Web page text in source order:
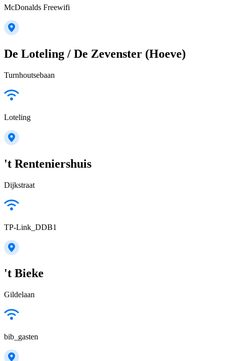
McDonalds Freewifi
De Loteling / De Zevenster (Hoeve)
Turnhoutsebaan
Loteling
't Renteniershuis
Dijkstraat
TP-Link_DDB1
't Bieke
Gildelaan
bib_gasten